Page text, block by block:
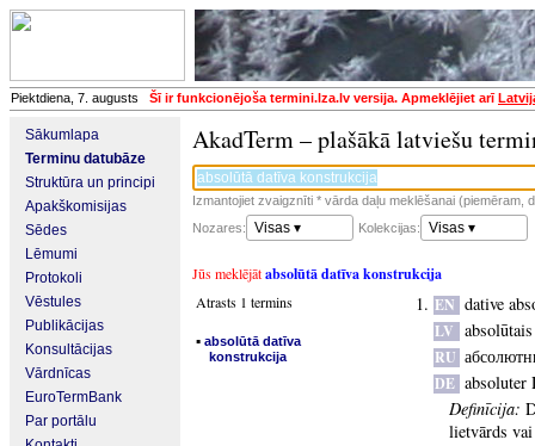
Piektdiena, 7. augusts Šī ir funkcionējoša termini.lza.lv versija. Apmeklējiet arī
Sākumlapa
Terminu datubāze
Struktūra un principi
Apakškomisijas
Sēdes
Lēmumi
Protokoli
Vēstules
Publikācijas
Konsultācijas
Vārdnīcas
EuroTermBank
Par portālu
AkadTerm – plašākā latviešu
Izmantojiet zvaigznīti * vārda daļu meklēšanai (piemēram,
Nozares:
Visas ▾ Kolekcijas: Visas ▾
Jūs meklējātabsolūtā datīva konstrukcija
Atrasts 1 termins
▪ absolūtā datīva
konstrukcija
EN dative
LV
RU
DE absoluter
Definīcija:
lietvārds